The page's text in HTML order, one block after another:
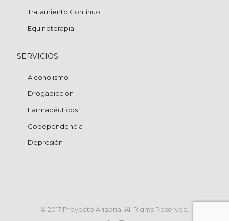
Tratamiento Continuo
Equinoterapia
SERVICIOS
Alcoholismo
Drogadicción
Farmacéuticos
Codependencia
Depresión
© 2017 Proyecto Ariadna. All Rights Reserved.